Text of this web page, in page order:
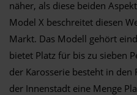
näher, als diese beiden
Model X beschreitet diesen
Markt. Das Modell gehört
bietet Platz für bis zu sieben
der Karosserie besteht in
der Innenstadt eine Menge